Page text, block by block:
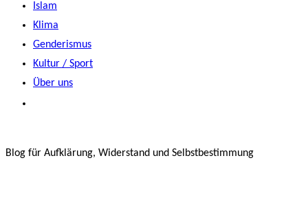
Islam
Klima
Genderismus
Kultur / Sport
Über uns
Blog für Aufklärung, Widerstand und Selbstbestimmung